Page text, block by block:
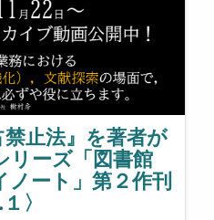
禁止法』を著者が
ズ「図書館
ート」第２作刊
〉